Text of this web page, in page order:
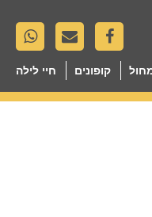
קופונים חיי לילה